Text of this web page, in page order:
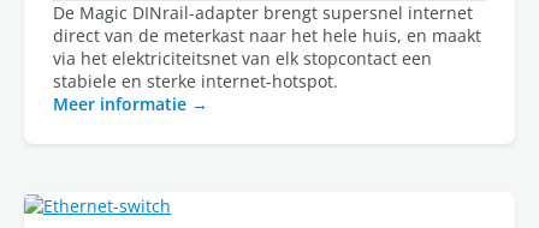
De Magic DINrail-adapter brengt supersnel internet
direct van de meterkast naar het hele huis, en maakt
via het elektriciteitsnet van elk stopcontact een
stabiele en sterke internet-hotspot.
Meer informatie